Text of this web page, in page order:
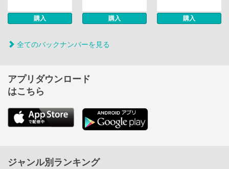
購入 購入 購入
全てのバックナンバーを見る
アプリダウンロード
はこちら
ジャンル別ランキング